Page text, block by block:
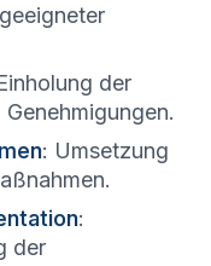
der
: Umsetzung
:
der